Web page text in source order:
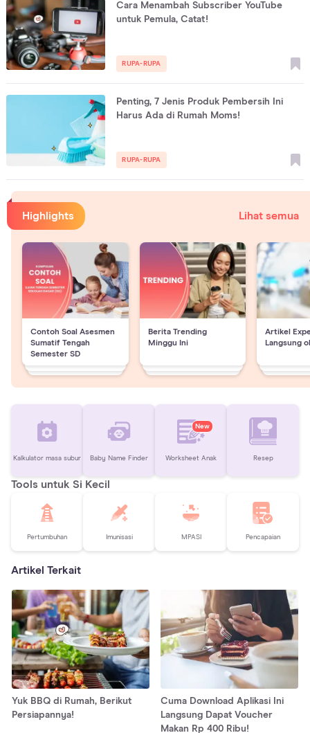
Cara Menambah Subscriber YouTube
untuk Pemula, Catat!
RUPA-RUPA
Penting, 7 Jenis Produk Pembersih Ini
Harus Ada di Rumah Moms!
RUPA-RUPA
Highlights Lihat semua
Contoh Soal Asesmen
Sumatif Tengah
Semester SD
Berita Trending
Minggu Ini
Artikel
Langsung
Kalkulator masa subur Baby Name Finder
New
Worksheet Anak Resep
Tools untuk Si Kecil
Pertumbuhan Imunisasi MPASI Pencapaian
Artikel Terkait
Yuk BBQ di Rumah, Berikut
Persiapannya!
Cuma Download Aplikasi Ini
Langsung Dapat Voucher
Makan Rp 400 Ribu!